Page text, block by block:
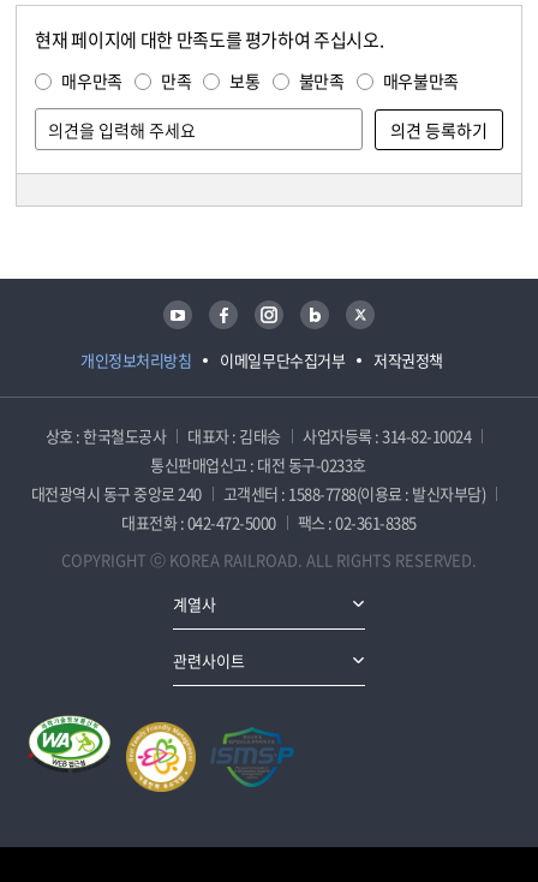
현재 페이지에 대한 만족도를 평가하여 주십시오.
매우만족 만족 보통 불만족 매우불만족
개인정보처리방침 이메일무단수집거부 저작권정책
유튜브 페이스북 인스타그램 블로그 트위터
상호 : 한국철도공사 대표자 : 김태승
사업자등록 : 314-82-10024
통신판매업신고 : 대전 동구-0233호
대전광역시 동구 중앙로 240
고객센터 : 1588-7788(이용료 : 발신자부담)
대표전화 : 042-472-5000
팩스 : 02-361-8385
COPYRIGHT ⓒ KOREA RAILROAD. ALL RIGHTS RESERVED.
계열사
관련사이트